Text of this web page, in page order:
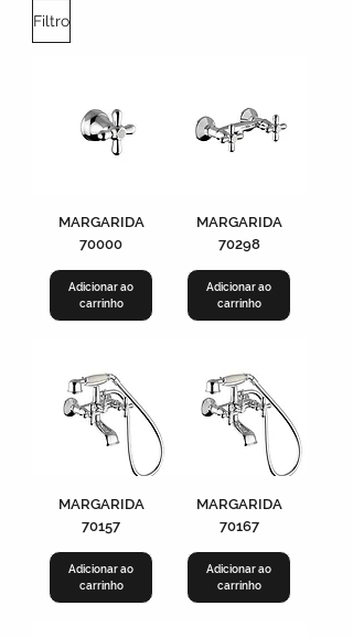
Filtro
MARGARIDA
70000
Adicionar ao
carrinho
MARGARIDA
70298
Adicionar ao
carrinho
MARGARIDA
70157
Adicionar ao
carrinho
MARGARIDA
70167
Adicionar ao
carrinho